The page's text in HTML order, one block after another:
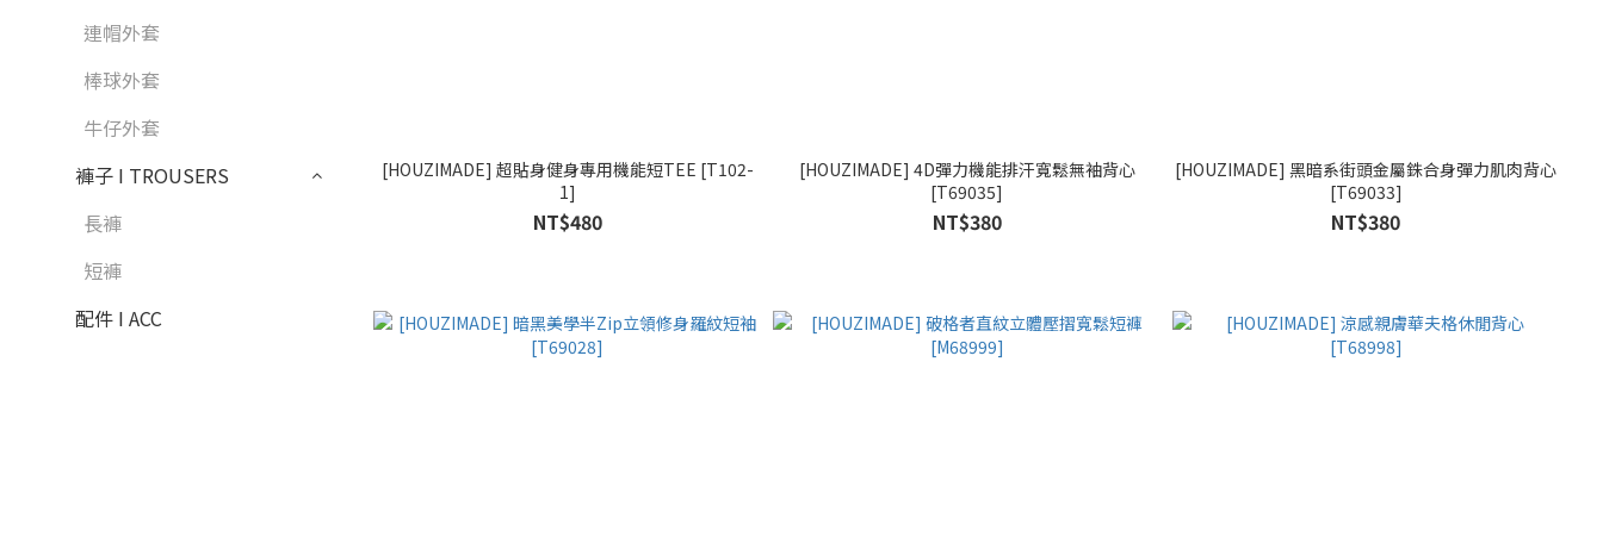
連帽外套
棒球外套
牛仔外套
褲子 I TROUSERS
長褲
短褲
配件 I ACC
[HOUZIMADE] 超貼身健身專用機能短TEE [T102-
1]
NT$480
[HOUZIMADE] 4D彈力機能排汗寬鬆無袖背心
[T69035]
NT$380
[HOUZIMADE] 黑暗系街頭金屬銖合身彈力肌肉背心
[T69033]
NT$380